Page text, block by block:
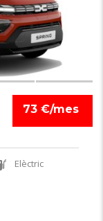
73 €/mes
Elèctric